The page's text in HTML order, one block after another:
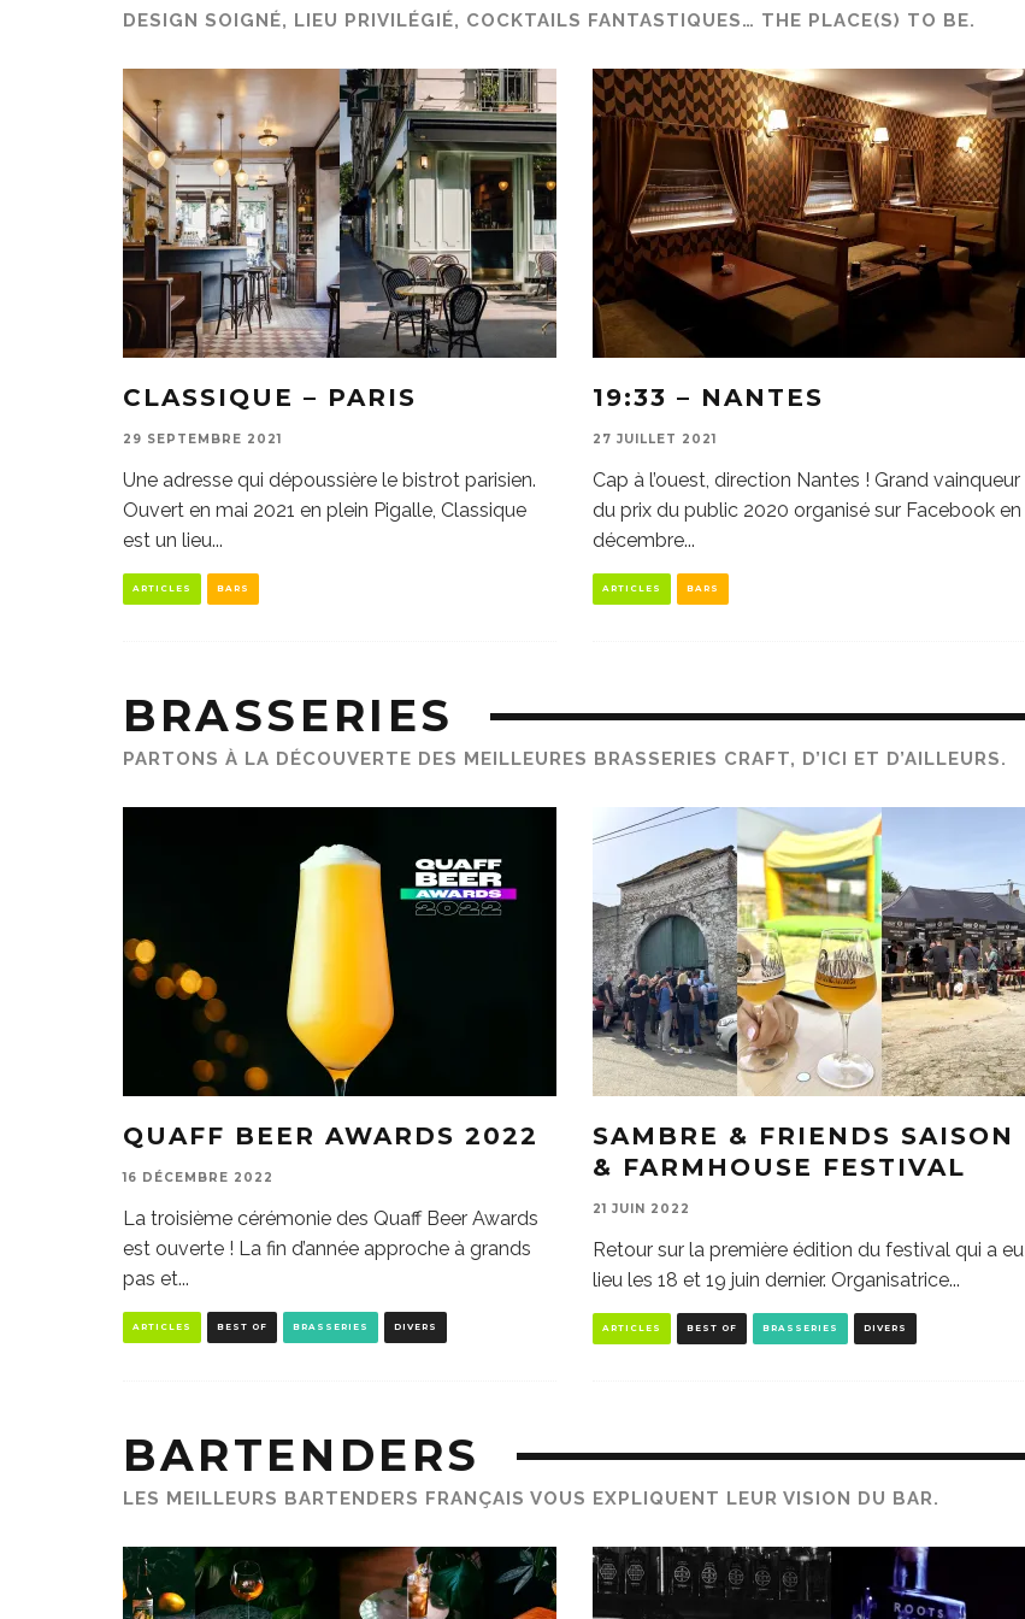
DESIGN SOIGNÉ, LIEU PRIVILÉGIÉ, COCKTAILS FANTASTIQUES… THE PLACE(S) TO BE.
CLASSIQUE – PARIS
29 SEPTEMBRE 2021
Une adresse qui dépoussière le bistrot parisien.
Ouvert en mai 2021 en plein Pigalle, Classique
est un lieu...
ARTICLES BARS
19:33 – NANTES
27 JUILLET 2021
Cap à l’ouest, direction Nantes ! Grand vainqueur
du prix du public 2020 organisé sur Facebook en
décembre...
ARTICLES BARS
BRASSERIES
PARTONS À LA DÉCOUVERTE DES MEILLEURES BRASSERIES CRAFT, D’ICI ET D’AILLEURS.
QUAFF BEER AWARDS 2022
16 DÉCEMBRE 2022
La troisième cérémonie des Quaff Beer Awards
est ouverte ! La fin d’année approche à grands
pas et...
ARTICLES BEST OF BRASSERIES DIVERS
SAMBRE & FRIENDS SAISON
& FARMHOUSE FESTIVAL
21 JUIN 2022
Retour sur la première édition du festival qui a eu
lieu les 18 et 19 juin dernier. Organisatrice...
ARTICLES BEST OF BRASSERIES DIVERS
BARTENDERS
LES MEILLEURS BARTENDERS FRANÇAIS VOUS EXPLIQUENT LEUR VISION DU BAR.